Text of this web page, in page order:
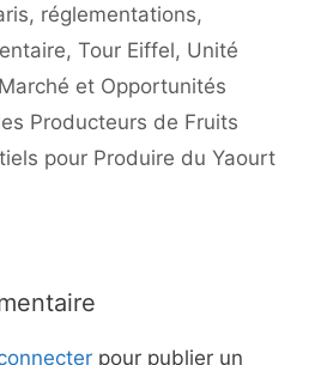
, réglementations,
, Tour Eiffel, Unité
et Opportunités
Producteurs de Fruits
pour Produire du Yaourt
pour publier un